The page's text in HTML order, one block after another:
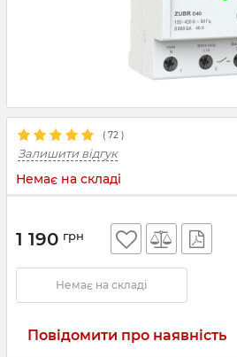
( 72 )
Залишити відгук
Немає на складі
1 190 грн
Немає на складі
Повідомити про наявність